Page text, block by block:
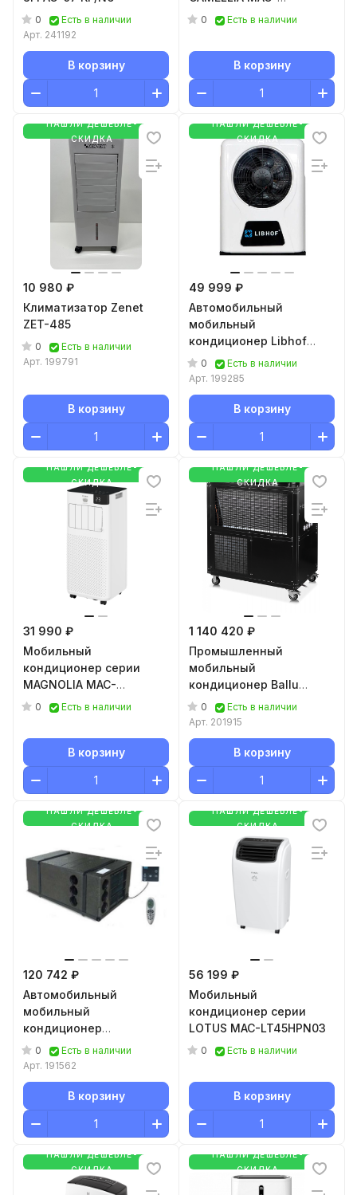
0
Есть в наличии
Арт. 241192
В корзину
CA25CON04
0 Есть в наличии
В корзину
НАШЛИ ДЕШЕВЛЕ-
СКИДКА
10 980 ₽
Климатизатор Zenet
ZET-485
0
Есть в наличии
Арт. 199791
В корзину
НАШЛИ ДЕШЕВЛЕ-
СКИДКА
49 999 ₽
Автомобильный
мобильный
кондиционер Libhof
ВР-312
0
Есть в наличии
Арт. 199285
В корзину
НАШЛИ ДЕШЕВЛЕ-
СКИДКА
31 990 ₽
Мобильный
кондиционер cерии
MAGNOLIA MAC-
MG28CON01
0 Есть в наличии
В корзину
НАШЛИ ДЕШЕВЛЕ-
СКИДКА
1 140 420 ₽
Промышленный
мобильный
кондиционер Ballu
Heavy Pro BGK25
0
Есть в наличии
Арт. 201915
В корзину
НАШЛИ ДЕШЕВЛЕ-
СКИДКА
120 742 ₽
Автомобильный
мобильный
кондиционер
MobileComfort MC3000U
0
Есть в наличии
Арт. 191562
В корзину
НАШЛИ ДЕШЕВЛЕ-
СКИДКА
56 199 ₽
Мобильный
кондиционер серии
LOTUS MAC-LT45HPN03
0 Есть в наличии
В корзину
НАШЛИ ДЕШЕВЛЕ-
СКИДКА
НАШЛИ ДЕШЕВЛЕ-
СКИДКА